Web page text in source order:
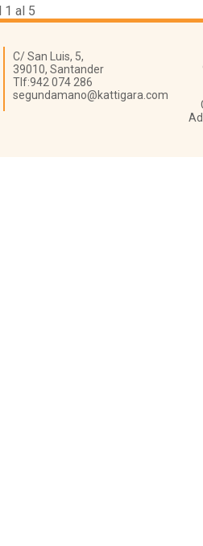
1 al 5
C/ San Luis, 5,
39010, Santander
Tlf:942 074 286
segundamano@kattigara.com